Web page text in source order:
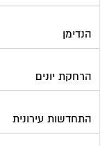
הנדימן
הרחקת יונים
התחדשות עירונית